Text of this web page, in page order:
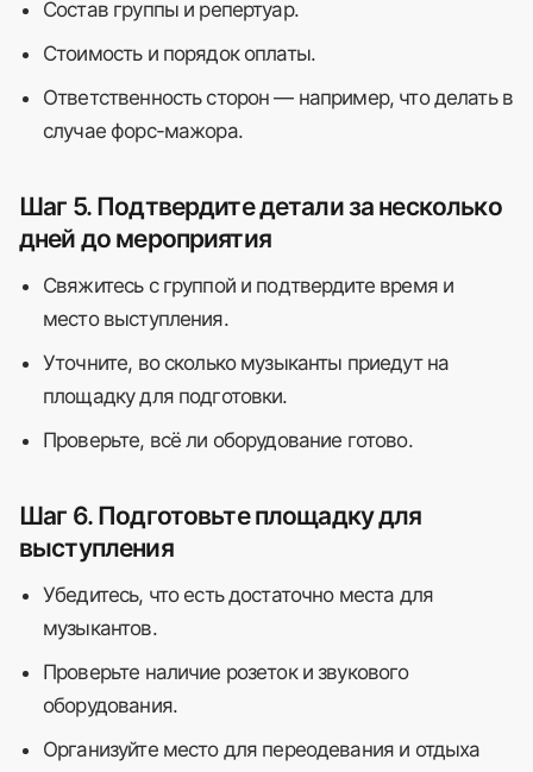
Состав группы и репертуар.
Стоимость и порядок оплаты.
Ответственность сторон — например, что делать в
случае форс-мажора.
Шаг 5. Подтвердите детали за несколько
дней до мероприятия
Свяжитесь с группой и подтвердите время и
место выступления.
Уточните, во сколько музыканты приедут на
площадку для подготовки.
Проверьте, всё ли оборудование готово.
Шаг 6. Подготовьте площадку для
выступления
Убедитесь, что есть достаточно места для
музыкантов.
Проверьте наличие розеток и звукового
оборудования.
Организуйте место для переодевания и отдыха
+7 911 120 57 50
телеграм канал